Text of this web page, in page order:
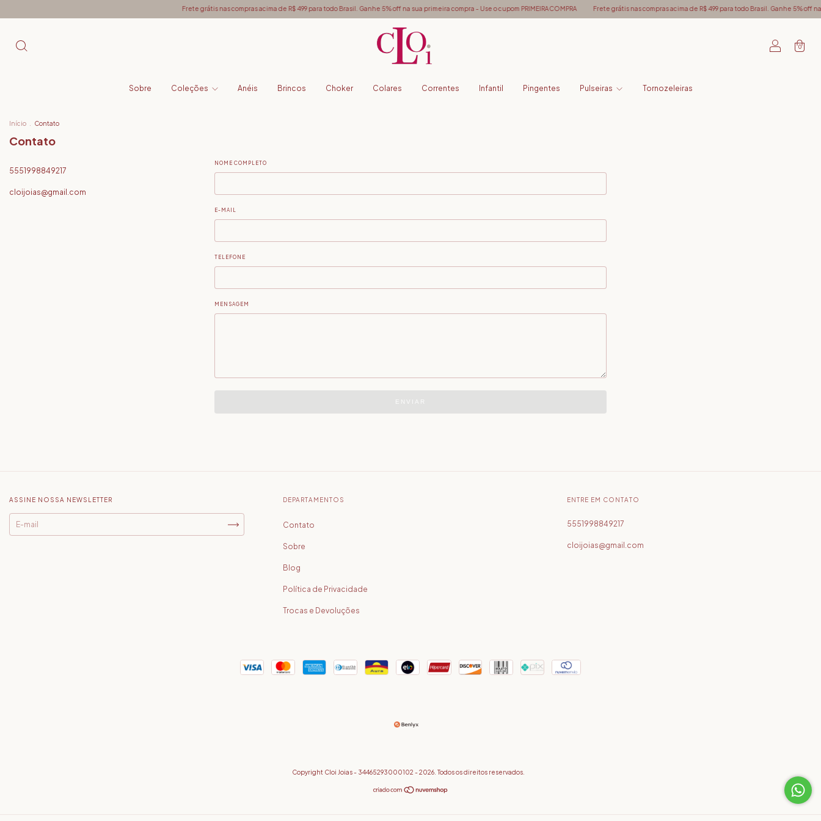
Frete grátis nas compras acima de R$ 499 para todo Brasil. Ganhe 5% off na sua primeira compra - Use o cupom PRIMEIRACOMPRA Frete grátis nas compras acima de R$ 499 para todo Brasil. Ganhe 5% off na
0
Sobre Coleções Anéis Brincos Choker Colares Correntes Infantil Pingentes Pulseiras Tornozeleiras
Início Contato
Contato
5551998849217
cloijoias@gmail.com
NOME COMPLETO
E-MAIL
TELEFONE
MENSAGEM
ENVIAR
ASSINE NOSSA NEWSLETTER DEPARTAMENTOS
Contato
Sobre
Blog
Política de Privacidade
Trocas e Devoluções
ENTRE EM CONTATO
5551998849217
cloijoias@gmail.com
Copyright Cloi Joias - 34465293000102 - 2026. Todos os direitos reservados.